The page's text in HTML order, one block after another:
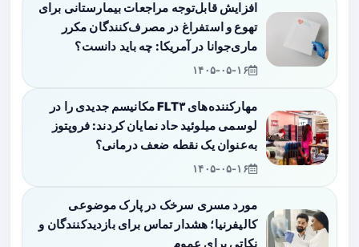
افزایش قابل‌توجه مراجعات بیمارستانی برای
تهوع و استفراغ در مصرف‌کنندگان مکرر
ماری‌جوانا در آمریکا: چه باید دانست؟
۱۴۰۵-۰۵-۱۶
مهارکننده‌های FLT۳ مکانیسم جدیدی را در
لوسمی میلوئید حاد نمایان کردند: فروپتوز
به‌عنوان یک نقطه ضعف درمانی؟
۱۴۰۵-۰۵-۱۶
مورد مسری سرخک در پارک موضوعی
کالیفرنیا؛ هشدار تماس برای بازدیدکنندگان و